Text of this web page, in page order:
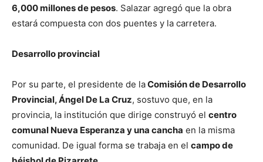
6,000 millones de pesos. Salazar agregó que la obra
estará compuesta con dos puentes y la carretera.
Desarrollo provincial
Por su parte, el presidente de laComisión de Desarrollo
Provincial, Ángel De La Cruz, sostuvo que, en la
provincia, la institución que dirige construyó el centro
comunal Nueva Esperanza y una cancha en la misma
comunidad. De igual forma se trabaja en el campo de